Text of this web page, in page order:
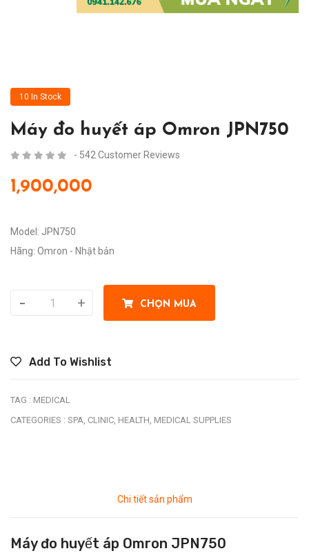
10 In Stock
Máy đo huyết áp Omron JPN750
- 542 Customer Reviews
1,900,000
Model: JPN750
Hãng: Omron - Nhật bản
- + CHỌN MUA
Add To Wishlist
TAG : MEDICAL
CATEGORIES : SPA, CLINIC, HEALTH, MEDICAL SUPPLIES
Chi tiết sản phẩm
Máy đo huyết áp Omron JPN750